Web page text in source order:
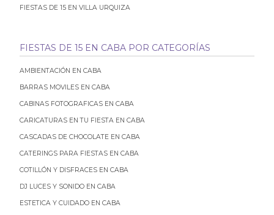
FIESTAS DE 15 EN VILLA URQUIZA
FIESTAS DE 15 EN CABA POR CATEGORÍAS
AMBIENTACIÓN EN CABA
BARRAS MOVILES EN CABA
CABINAS FOTOGRAFICAS EN CABA
CARICATURAS EN TU FIESTA EN CABA
CASCADAS DE CHOCOLATE EN CABA
CATERINGS PARA FIESTAS EN CABA
COTILLÓN Y DISFRACES EN CABA
DJ LUCES Y SONIDO EN CABA
ESTETICA Y CUIDADO EN CABA